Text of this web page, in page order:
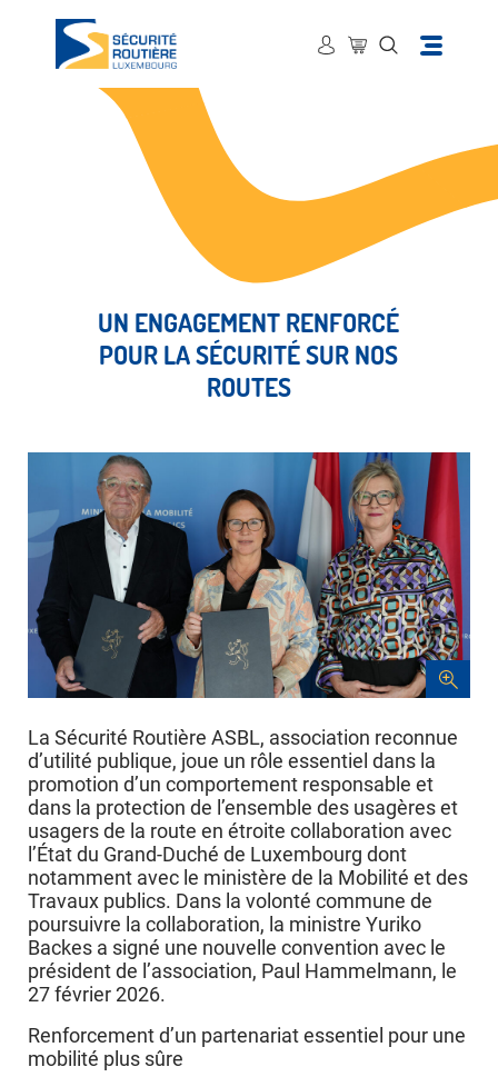
UN ENGAGEMENT RENFORCÉ
POUR LA SÉCURITÉ SUR NOS
ROUTES
La Sécurité Routière ASBL, association reconnue
d’utilité publique, joue un rôle essentiel dans la
promotion d’un comportement responsable et
dans la protection de l’ensemble des usagères et
usagers de la route en étroite collaboration avec
l’État du Grand-Duché de Luxembourg dont
notamment avec le ministère de la Mobilité et des
Travaux publics. Dans la volonté commune de
poursuivre la collaboration, la ministre Yuriko
Backes a signé une nouvelle convention avec le
président de l’association, Paul Hammelmann, le
27 février 2026.
Renforcement d’un partenariat essentiel pour une
mobilité plus sûre